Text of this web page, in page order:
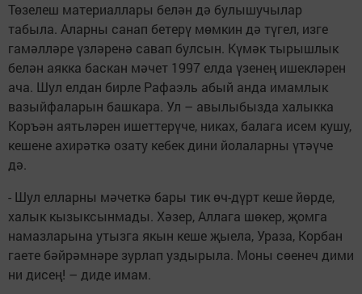
Төзелеш материаллары белән дә булышучылар
табыла. Аларны санап бетерү мөмкин дә түгел, изге
гамәлләре үзләренә савап булсын. Күмәк тырышлык
белән аякка баскан мәчет 1997 елда үзенең ишекләрен
ача. Шул елдан бирле Рафаэль абый анда имамлык
вазыйфаларын башкара. Ул – авылыбызда халыкка
Коръән аятьләрен ишеттерүче, никах, балага исем кушу,
кешене ахирәткә озату кебек дини йолаларны үтәүче
дә.
- Шул елларны мәчеткә бары тик өч-дүрт кеше йөрде,
халык кызыксынмады. Хәзер, Аллага шөкер, җомга
намазларына утызга якын кеше җыела, Ураза, Корбан
гаете бәйрәмнәре зурлап уздырыла. Моны сөенеч дими
ни дисең! – диде имам.